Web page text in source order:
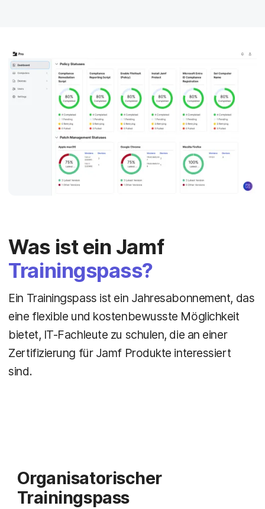
n
h
a
l
Was ist ein Jamf
Trainingspass?
Ein Trainingspass ist ein Jahresabonnement, das
eine flexible und kostenbewusste Möglichkeit
bietet, IT-Fachleute zu schulen, die an einer
Zertifizierung für Jamf Produkte interessiert
sind.
Organisatorischer
Trainingspass